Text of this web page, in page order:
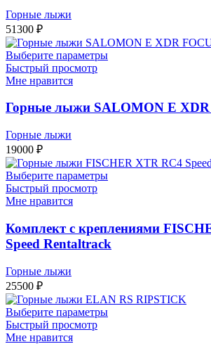
Горные лыжи
51300 ₽
Выберите параметры
Быстрый просмотр
Мне нравится
Горные лыжи SALOMON E XDR
Горные лыжи
19000 ₽
Выберите параметры
Быстрый просмотр
Мне нравится
Комплект с креплениями
Speed Rentaltrack
Горные лыжи
25500 ₽
Выберите параметры
Быстрый просмотр
Мне нравится